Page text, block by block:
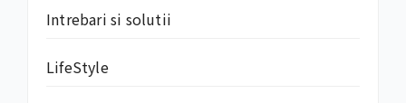
Intrebari si solutii
LifeStyle